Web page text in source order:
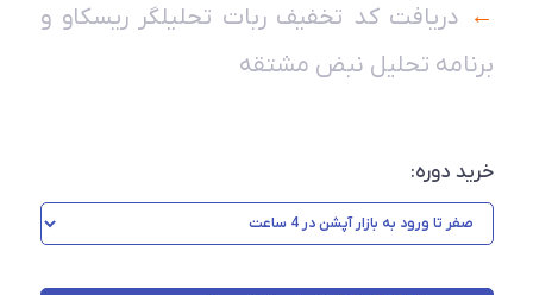
← دریافت کد تخفیف ربات تحلیلگر ریسکاو و
برنامه تحلیل نبض مشتقه
خرید دوره: